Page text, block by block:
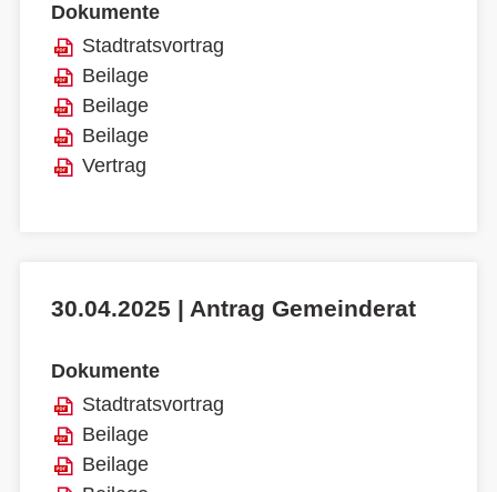
Dokumente
Stadtratsvortrag
Beilage
Beilage
Beilage
Vertrag
30.04.2025 | Antrag Gemeinderat
Dokumente
Stadtratsvortrag
Beilage
Beilage